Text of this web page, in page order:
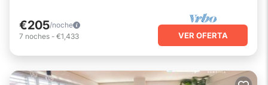
€205/noche
7 noches - €1,433 VER OFERTA